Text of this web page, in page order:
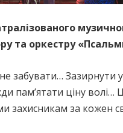
та оркестру
забувати… Зазирнути у
пам’ятати ціну волі…
захисникам за кожен